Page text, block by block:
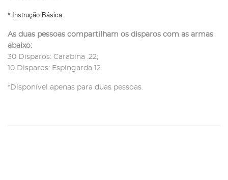
* Instrução Básica
As duas pessoas compartilham os disparos com as armas
abaixo:
30 Disparos: Carabina .22;
10 Disparos: Espingarda 12.
*Disponível apenas para duas pessoas.